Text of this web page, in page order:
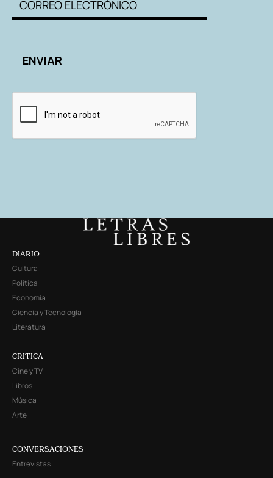
DIARIO
Cultura
Política
Economía
Ciencia y Tecnología
Literatura
CRITICA
Cine y TV
Libros
Música
Arte
CONVERSACIONES
Entrevistas